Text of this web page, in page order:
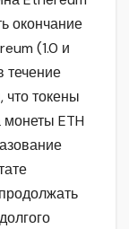
окончание
(1.0 и
течение
что токены
ETH